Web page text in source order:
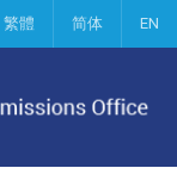
繁體 简体 EN